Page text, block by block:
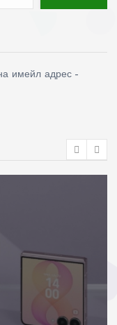
имейл адрес –